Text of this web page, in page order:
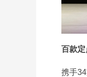
百款
携手